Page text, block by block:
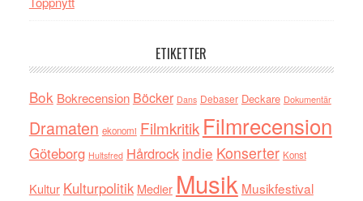
ETIKETTER
Bok Bokrecension Böcker Dans Debaser Deckare Dokumentär
Dramaten ekonomi Filmkritik Filmrecension
Göteborg Hultsfred Hårdrock indie Konserter Konst
Kultur Kulturpolitik Medier Musik Musikfestival